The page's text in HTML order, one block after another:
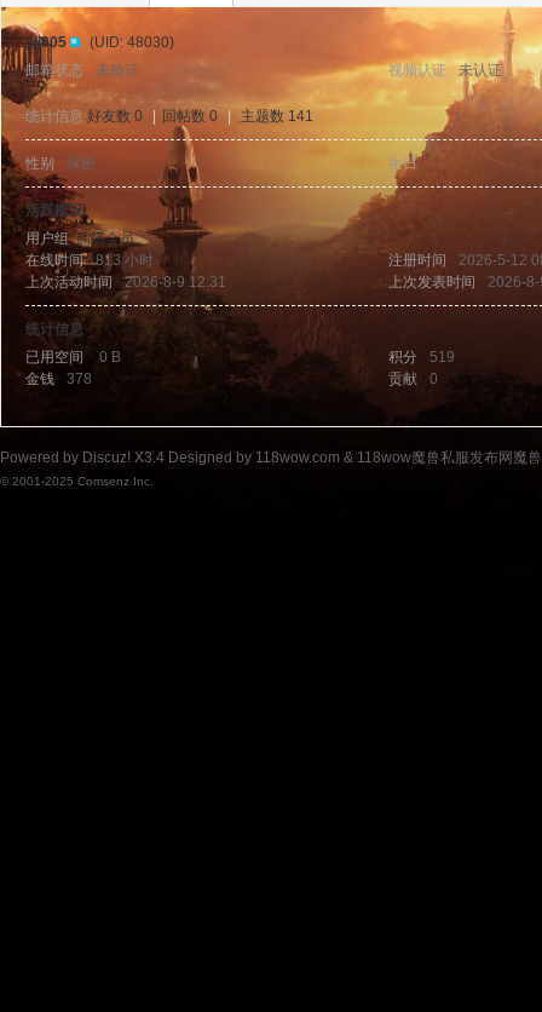
8w
ylj005
(UID: 48030)
邮箱状态
未验证 视频认证 未认证
统计信息 好友数 0 回帖数 0 主题数 141
性别 保密 生日 -
活跃概况
用户组高级会员
在线时间
813 小时 注册时间
2026-5-12
上次活动时间
2026-8-9 12:31 上次发表时间 2026-
统计信息
已用空间
0 B 积分
519
金钱
378 贡献 0
Powered by Discuz! X3.4 Designed by 118wow.com & 118wow魔兽私服发布网魔
© 2001-2025 Comsenz Inc.